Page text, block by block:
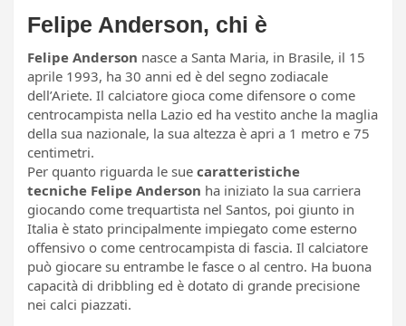
Felipe Anderson, chi è
Felipe Anderson nasce a Santa Maria, in Brasile, il 15
aprile 1993, ha 30 anni ed è del segno zodiacale
dell’Ariete. Il calciatore gioca come difensore o come
centrocampista nella Lazio ed ha vestito anche la maglia
della sua nazionale, la sua altezza è apri a 1 metro e 75
centimetri.
Per quanto riguarda le sue caratteristiche
tecniche Felipe Anderson ha iniziato la sua carriera
giocando come trequartista nel Santos, poi giunto in
Italia è stato principalmente impiegato come esterno
offensivo o come centrocampista di fascia. Il calciatore
può giocare su entrambe le fasce o al centro. Ha buona
capacità di dribbling ed è dotato di grande precisione
nei calci piazzati.